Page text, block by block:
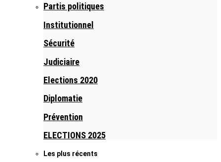
Partis politiques
Institutionnel
Sécurité
Judiciaire
Elections 2020
Diplomatie
Prévention
ELECTIONS 2025
Les plus récents